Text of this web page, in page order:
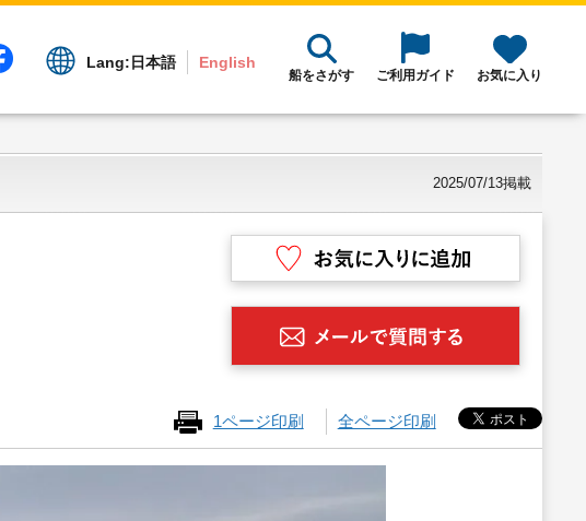
Lang: 日本語 English
船をさがす ご利用ガイド お気に入り
2025/07/13掲載
1ページ印刷 全ページ印刷